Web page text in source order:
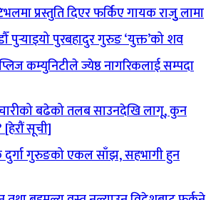
प्रस्तुति दिएर फर्किए गायक राजुु लामा
पुर्‍याइयो पुरबहादुर गुरुङ ‘युक्त’को शव
कम्युनिटीले ज्येष्ठ नागरिकलाई सम्पदा
बढेको तलब साउनदेखि लागू, कुन
सूची]
दुर्गा गुरुङको एकल साँझ, सहभागी हुन